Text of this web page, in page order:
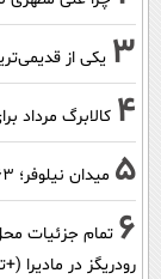
3 یکی از
4 کالابرگ مرداد
5 میدان نیلوفر؛ ۱۶۳ روز بعد از موشک باران
6 تمام جزئیات
رودریگز در مادیرا